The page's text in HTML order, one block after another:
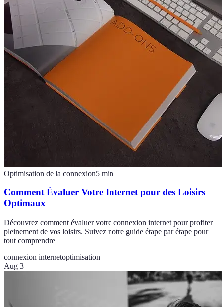
Optimisation de la connexion5 min
Comment Évaluer Votre Internet pour des Loisirs
Optimaux
Découvrez comment évaluer votre connexion internet pour profiter
pleinement de vos loisirs. Suivez notre guide étape par étape pour
tout comprendre.
connexion internetoptimisation
Aug 3